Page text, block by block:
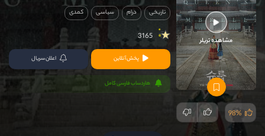
مشاهده تریلر
98%
تاریخی درام سیاسی کمدی
3165
پخش آنلاین اعلان سریال
هاردساب فارسی کامل